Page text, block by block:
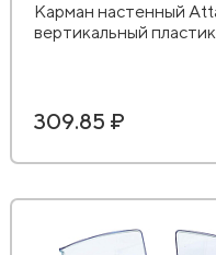
Карман настенный
вертикальный пластик
309.85 ₽